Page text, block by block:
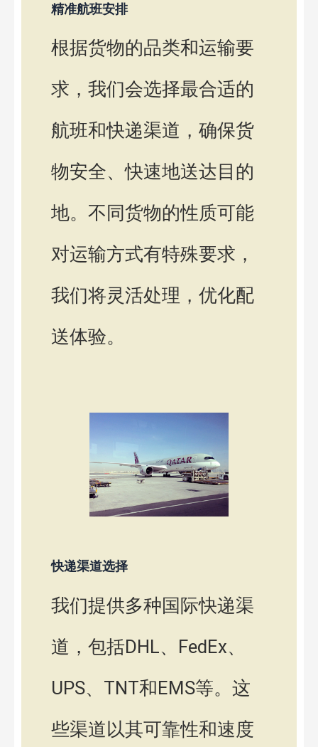
精准航班安排
根据货物的品类和运输要
求，我们会选择最合适的
航班和快递渠道，确保货
物安全、快速地送达目的
地。不同货物的性质可能
对运输方式有特殊要求，
我们将灵活处理，优化配
送体验。
快递渠道选择
我们提供多种国际快递渠
道，包括DHL、FedEx、
UPS、TNT和EMS等。这
些渠道以其可靠性和速度